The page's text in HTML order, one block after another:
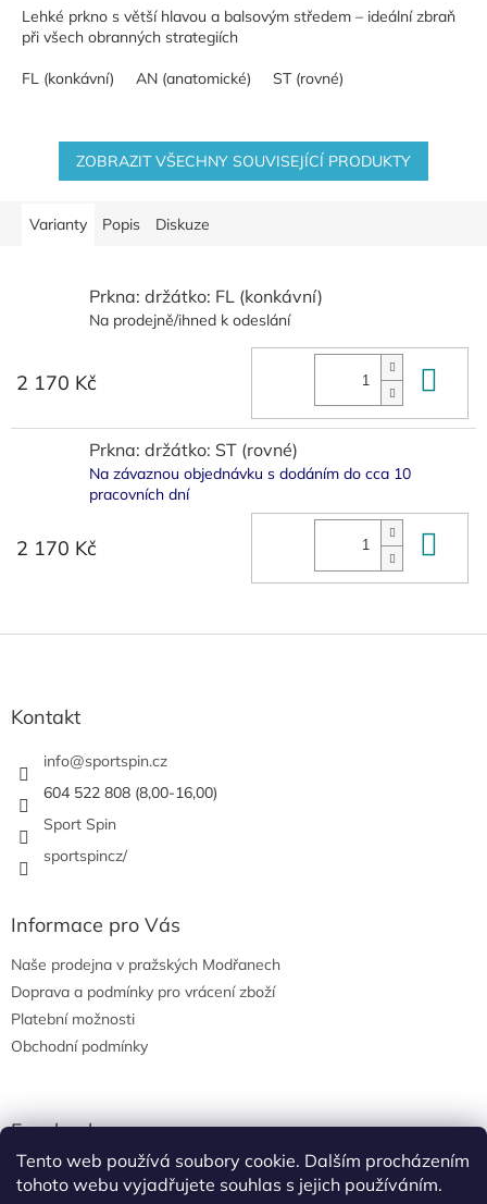
Tento web používá soubory cookie. Dalším procházením
tohoto webu vyjadřujete souhlas s jejich používáním.
Lehké prkno s větší hlavou a balsovým středem – ideální zbraň
při všech obranných strategiích
FL (konkávní) AN (anatomické) ST (rovné)
ZOBRAZIT VŠECHNY SOUVISEJÍCÍ PRODUKTY
Varianty Popis Diskuze
Prkna: držátko: FL (konkávní)
Na prodejně/ihned k odeslání
2 170 Kč
Prkna: držátko: ST (rovné)
Na závaznou objednávku s dodáním do cca 10
pracovních dní
2 170 Kč
Z
Kontakt
info@sportspin.cz
604 522 808 (8,00-16,00)
Sport Spin
sportspincz/
Informace pro Vás
Naše prodejna v pražských Modřanech
Doprava a podmínky pro vrácení zboží
Platební možnosti
Obchodní podmínky
Facebook